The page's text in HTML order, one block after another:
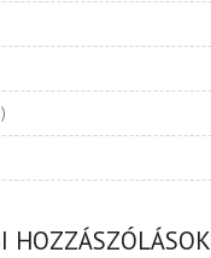
HOZZÁSZÓLÁSOK